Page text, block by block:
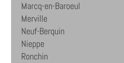
Marcq-en-Baroeul
Merville
Neuf-Berquin
Nieppe
Ronchin